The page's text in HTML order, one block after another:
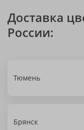
Доставка
России:
Тюмень
Брянск